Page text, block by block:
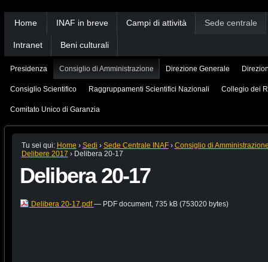
Home INAF in breve Campi di attività Sede centrale
Intranet Beni culturali
Presidenza Consiglio di Amministrazione Direzione Generale
Consiglio Scientifico Raggruppamenti Scientifici Nazionali Collegio dei
Comitato Unico di Garanzia
Tu sei qui: Home › Sedi › Sede Centrale INAF › Consiglio di
Delibere 2017 › Delibera 20-17
Delibera 20-17
Delibera 20-17.pdf— PDF document, 735 kB (753020 bytes)